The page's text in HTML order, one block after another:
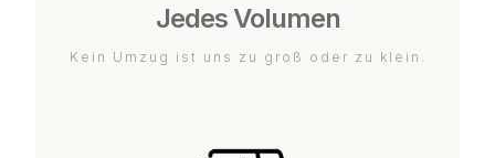
Jedes Volumen
Kein Umzug ist uns zu groß oder zu klein.